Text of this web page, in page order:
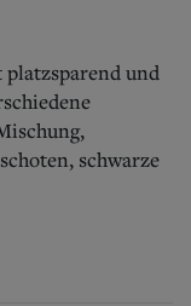
platzsparend und
schwarze